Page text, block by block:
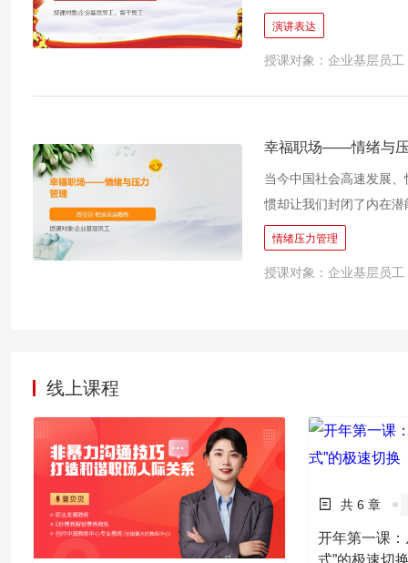
们； 经常邀请给客户或
做自我介绍，往往1-2句
当我们带着故事思维去
的同事理解，我们更容
演讲表达
授课对象：企业基层员工
幸福职场——情绪与
当今中国社会高速发展
惯却让我们封闭了内在
多大厂年轻生命的纷纷
变迁对进入其中的每一
会和职场的压力？怎样
情绪压力管理
授课对象：企业基层员工
线上课程
共 6 章
开年第一课：
式”的极速切